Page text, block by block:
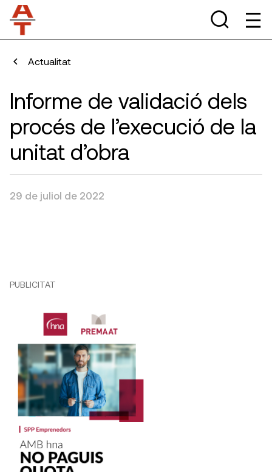
Actualitat
Informe de validació dels
procés de l’execució de la
unitat d’obra
29 de juliol de 2022
PUBLICITAT